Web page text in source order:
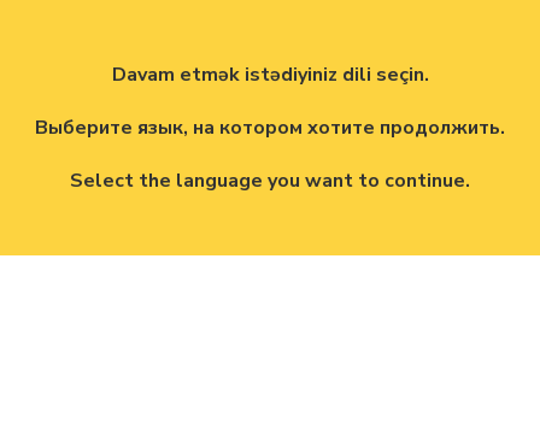
Davam etmək istədiyiniz dili seçin.
Выберите язык, на котором хотите продолжить.
Select the language you want to continue.